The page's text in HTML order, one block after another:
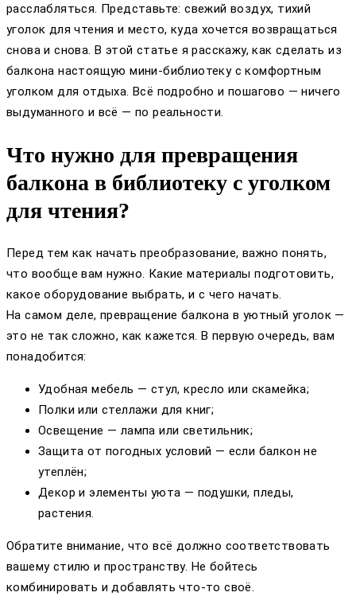
расслабляться. Представьте: свежий воздух, тихий
уголок для чтения и место, куда хочется возвращаться
снова и снова. В этой статье я расскажу, как сделать из
балкона настоящую мини-библиотеку с комфортным
уголком для отдыха. Всё подробно и пошагово — ничего
выдуманного и всё — по реальности.
Что нужно для превращения
балкона в библиотеку с уголком
для чтения?
Перед тем как начать преобразование, важно понять,
что вообще вам нужно. Какие материалы подготовить,
какое оборудование выбрать, и с чего начать.
На самом деле, превращение балкона в уютный уголок —
это не так сложно, как кажется. В первую очередь, вам
понадобится:
Удобная мебель — стул, кресло или скамейка;
Полки или стеллажи для книг;
Освещение — лампа или светильник;
Защита от погодных условий — если балкон не
утеплён;
Декор и элементы уюта — подушки, пледы,
растения.
Обратите внимание, что всё должно соответствовать
вашему стилю и пространству. Не бойтесь
комбинировать и добавлять что-то своё.